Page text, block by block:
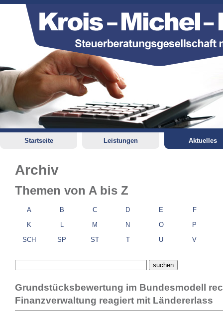
Startseite Leistungen Aktuelles
Archiv
Themen von A bis Z
A B C D E
F
K
L M N O
P
SCH
SP ST T U V
Grundstücksbewertung im Bundesmodell
Finanzverwaltung reagiert mit Ländererlass